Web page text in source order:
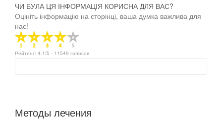
ЧИ БУЛА ЦЯ ІНФОРМАЦІЯ КОРИСНА ДЛЯ ВАС?
Оцініть інформацію на сторінці, ваша думка важлива для
нас!
Рейтинг: 4.1/5 - 11549 голосов
Методы лечения